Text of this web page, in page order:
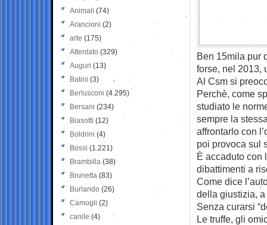
Ben 15mila pur
forse, nel 2013,
Al Csm si
Perchè, come
studiato le
sempre la
affrontarlo con
poi provoca sul
È accaduto con
dibattimenti a
Come dice
della giustizia, a
Senza curarsi
Le truffe, gli
Animali (74)
Arancioni (2)
arte (175)
Attentato (329)
Auguri (13)
Batini (3)
Berlusconi (4.295)
Bersani (234)
Biasotti (12)
Boldrini (4)
Bossi (1.221)
Brambilla (38)
Brunetta (83)
Burlando (26)
Camogli (2)
canile (4)